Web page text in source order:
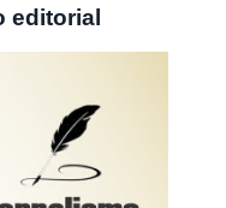
editorial